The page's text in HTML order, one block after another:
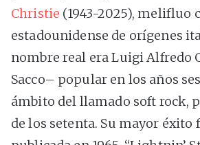
Christie (1943-2025), melifluo
estadounidense de orígenes
nombre real era Luigi Alfredo
Sacco– popular en los años
ámbito del llamado soft rock,
de los setenta. Su mayor éxito